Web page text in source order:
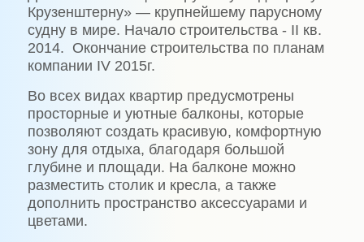
Крузенштерну» — крупнейшему парусному
судну в мире. Начало строительства - II кв.
2014. Окончание строительства по планам
компании IV 2015г.
Во всех видах квартир предусмотрены
просторные и уютные балконы, которые
позволяют создать красивую, комфортную
зону для отдыха, благодаря большой
глубине и площади. На балконе можно
разместить столик и кресла, а также
дополнить пространство аксессуарами и
цветами.